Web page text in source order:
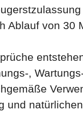
Ablauf von 30
,
und